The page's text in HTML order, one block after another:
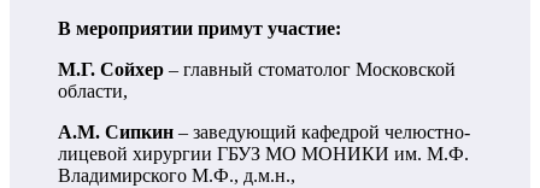
В мероприятии примут участие:
М.Г. Сойхер – главный стоматолог Московской
области,
А.М. Сипкин – заведующий кафедрой челюстно-
лицевой хирургии ГБУЗ МО МОНИКИ им. М.Ф.
Владимирского М.Ф., д.м.н.,